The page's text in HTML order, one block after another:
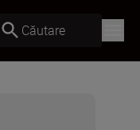
Căutare